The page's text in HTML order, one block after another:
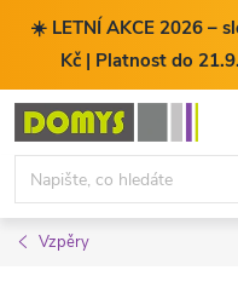
☀️ LETNÍ AKCE 2026 –
Kč | Platnost do
Přejít
obsah
Vzpěry